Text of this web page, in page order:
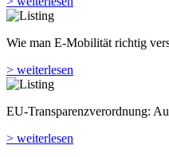
Wie man E-Mobilität richtig
> weiterlesen
EU-Transparenzverordnung:
> weiterlesen